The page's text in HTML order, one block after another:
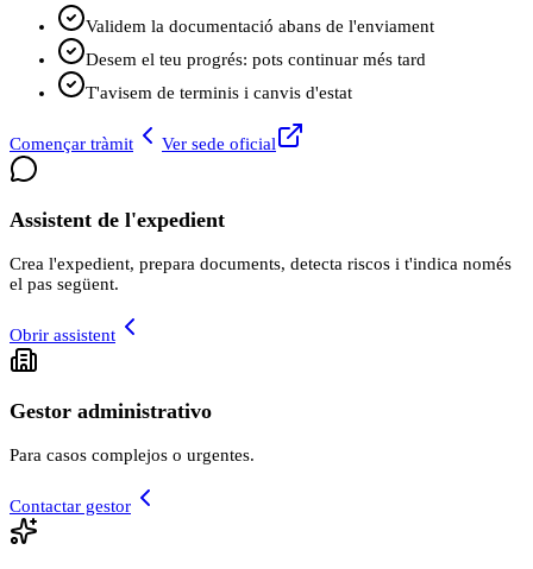
Validem la documentació abans de l'enviament
Desem el teu progrés: pots continuar més tard
T'avisem de terminis i canvis d'estat
Començar tràmit Ver sede oficial
Assistent de l'expedient
Crea l'expedient, prepara documents, detecta riscos i t'indica només
el pas següent.
Obrir assistent
Gestor administrativo
Para casos complejos o urgentes.
Contactar gestor